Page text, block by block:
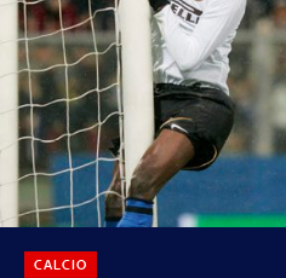
CALCIO